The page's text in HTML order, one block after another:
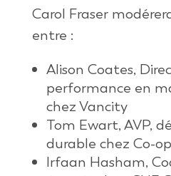
Carol Fraser
entre :
Alison Coates,
performance en
chez Vancity
Tom Ewart, AVP,
durable chez Co-
Irfaan Hasham,